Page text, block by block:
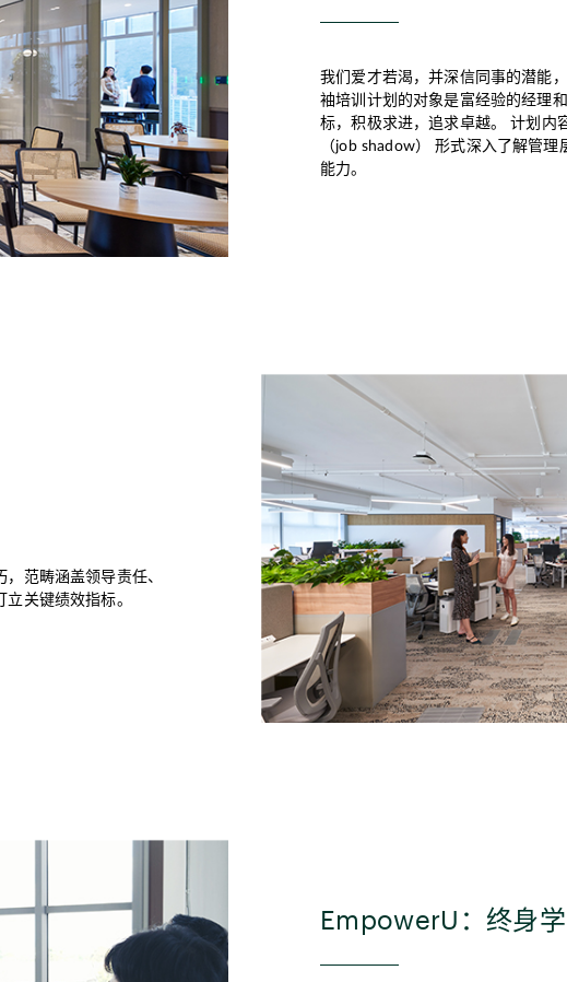
我们爱才若渴，并深信同事的潜能
袖培训计划的对象是富经验的经理
标，积极求进，追求卓越。 计划内
（job shadow） 形式深入了解管
能力。
范畴涵盖领导责任、
关键绩效指标。
EmpowerU：终⾝学